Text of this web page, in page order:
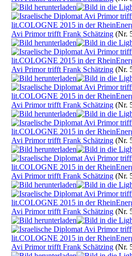
Avi Primor trifft Frank Schätzing (Nr.
Avi Primor trifft Frank Schätzing (Nr.
Avi Primor trifft Frank Schätzing (Nr.
Avi Primor trifft Frank Schätzing (Nr.
Avi Primor trifft Frank Schätzing (Nr.
Avi Primor trifft Frank Schätzing (Nr.
Avi Primor trifft Frank Schätzing (Nr.